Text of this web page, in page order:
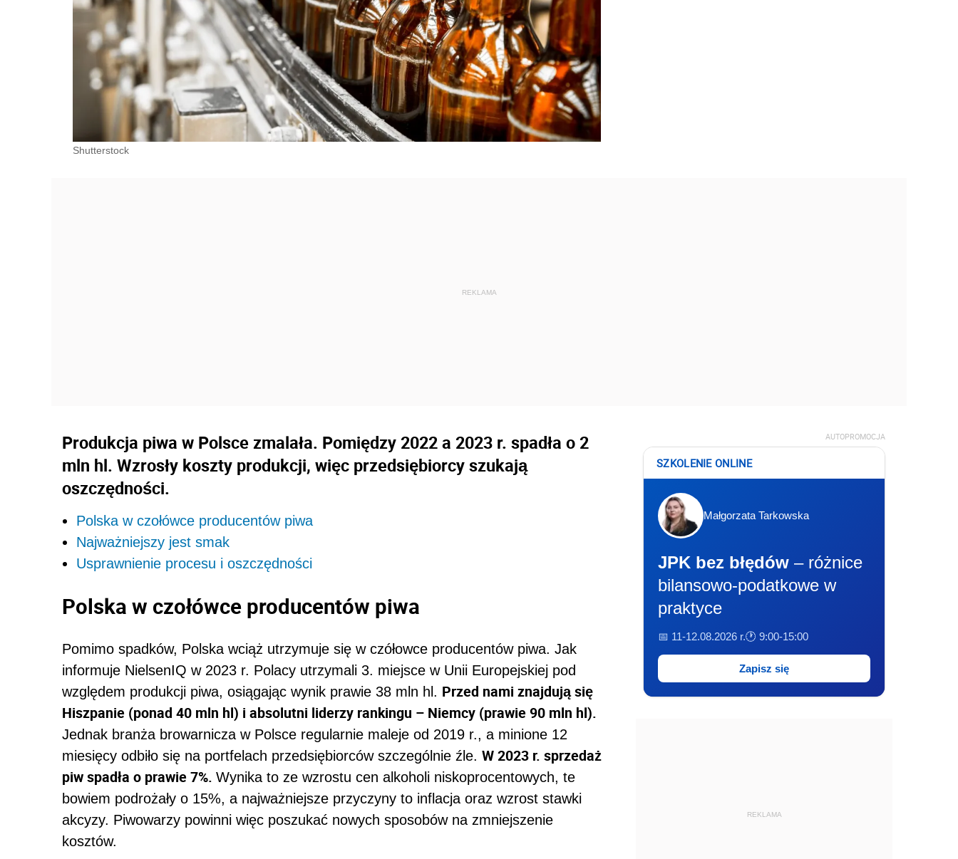
Shutterstock
Produkcja piwa w Polsce zmalała. Pomiędzy 2022 a 2023 r. spadła o 2
mln hl. Wzrosły koszty produkcji, więc przedsiębiorcy szukają
oszczędności.
Polska w czołówce producentów piwa
Najważniejszy jest smak
Usprawnienie procesu i oszczędności
Polska w czołówce producentów piwa
Pomimo spadków, Polska wciąż utrzymuje się w czółowce producentów piwa. Jak
informuje NielsenIQ w 2023 r. Polacy utrzymali 3. miejsce w Unii Europejskiej pod
względem produkcji piwa, osiągając wynik prawie 38 mln hl. Przed nami znajdują się
Hiszpanie (ponad 40 mln hl) i absolutni liderzy rankingu – Niemcy (prawie 90 mln hl).
Jednak branża browarnicza w Polsce regularnie maleje od 2019 r., a minione 12
miesięcy odbiło się na portfelach przedsiębiorców szczególnie źle. W 2023 r. sprzedaż
piw spadła o prawie 7%. Wynika to ze wzrostu cen alkoholi niskoprocentowych, te
bowiem podrożały o 15%, a najważniejsze przyczyny to inflacja oraz wzrost stawki
akcyzy. Piwowarzy powinni więc poszukać nowych sposobów na zmniejszenie
kosztów.
AUTOPROMOCJA
SZKOLENIE ONLINE
Małgorzata Tarkowska
JPK bez błędów – różnice
bilansowo-podatkowe w
praktyce
📅 11-12.08.2026 r.🕐 9:00-15:00
Zapisz się
REKLAMA